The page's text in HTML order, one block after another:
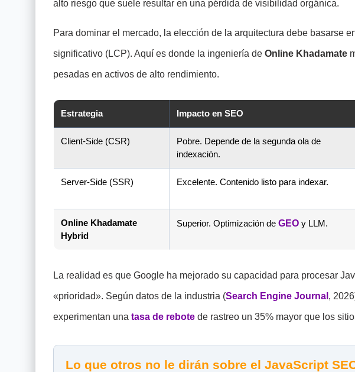
alto riesgo que suele resultar en una pérdida de visibilidad orgánica.
Para dominar el mercado, la elección de la arquitectura debe basarse
significativo (LCP). Aquí es donde la ingeniería de Online Khadamate
pesadas en activos de alto rendimiento.
Estrategia Impacto en SEO
Client-Side (CSR)
Pobre. Depende de la segunda ola de
indexación.
Server-Side (SSR) Excelente. Contenido listo para indexar.
Online Khadamate
Hybrid
Superior. Optimización de GEOy LLM.
La realidad es que Google ha mejorado su capacidad para procesar
«prioridad». Según datos de la industria (Search Engine Journal ,
experimentan una tasa de rebotede rastreo un 35% mayor que los
Lo que otros no le dirán sobre el JavaScript